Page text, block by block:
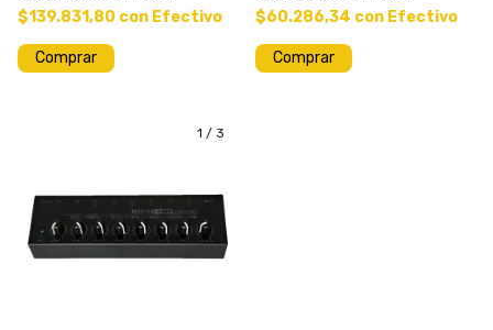
$139.831,80 con Efectivo
Comprar
$60.286,34 con Efectivo
1 / 3